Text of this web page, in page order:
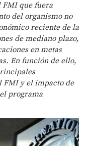
FMI que fuera
del organismo no
reciente de la
de mediano plazo,
en metas
En función de ello,
FMI y el impacto de
programa